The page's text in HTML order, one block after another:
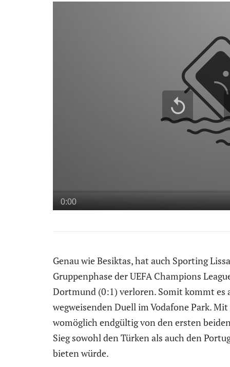
Genau wie Besiktas, hat auch Sporting
Gruppenphase der UEFA Champions
Dortmund (0:1) verloren. Somit kommt es
wegweisenden Duell im Vodafone Park.
womöglich endgültig von den ersten
Sieg sowohl den Türken als auch den
bieten würde.